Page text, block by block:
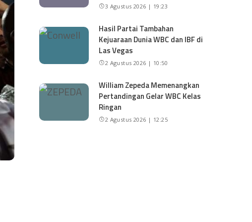
3 Agustus 2026 | 19:23
Hasil Partai Tambahan
Kejuaraan Dunia WBC dan IBF di
Las Vegas
2 Agustus 2026 | 10:50
William Zepeda Memenangkan
Pertandingan Gelar WBC Kelas
Ringan
2 Agustus 2026 | 12:25